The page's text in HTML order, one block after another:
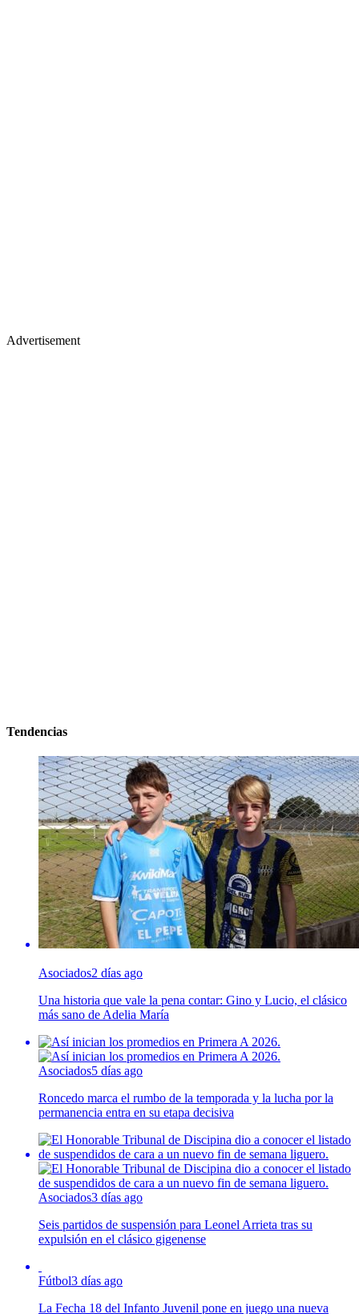
Advertisement
Tendencias
Asociados2 días ago
Una historia que vale la pena contar: Gino y Lucio, el clásico
más sano de Adelia María
Asociados5 días ago
Roncedo marca el rumbo de la temporada y la lucha por la
permanencia entra en su etapa decisiva
Asociados3 días ago
Seis partidos de suspensión para Leonel Arrieta tras su
expulsión en el clásico gigenense
Fútbol3 días ago
La Fecha 18 del Infanto Juvenil pone en juego una nueva